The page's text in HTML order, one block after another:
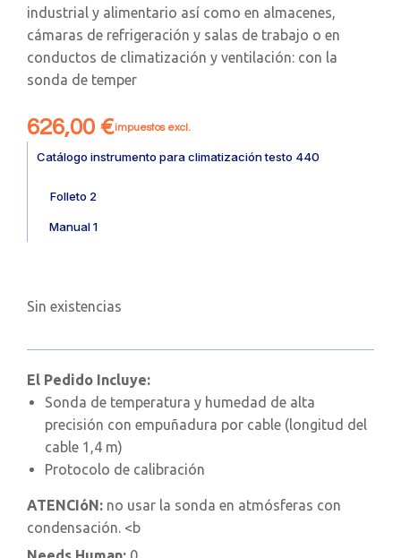
industrial y alimentario así como en almacenes,
cámaras de refrigeración y salas de trabajo o en
conductos de climatización y ventilación: con la
sonda de temper
626,00 €impuestos excl.
Catálogo instrumento para climatización testo 440
Folleto 2
Manual 1
Sin existencias
El Pedido Incluye:
Sonda de temperatura y humedad de alta
precisión con empuñadura por cable (longitud del
cable 1,4 m)
Protocolo de calibración
ATENCIóN: no usar la sonda en atmósferas con
condensación. <b